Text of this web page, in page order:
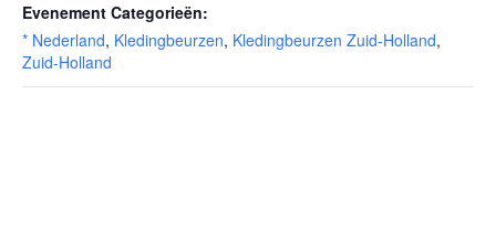
Evenement Categorieën:
* Nederland, Kledingbeurzen, Kledingbeurzen Zuid-Holland,
Zuid-Holland